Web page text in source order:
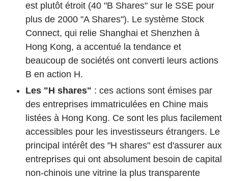
est plutôt étroit (40 "B Shares" sur le SSE pour
plus de 2000 "A Shares"). Le système Stock
Connect, qui relie Shanghai et Shenzhen à
Hong Kong, a accentué la tendance et
beaucoup de sociétés ont converti leurs actions
B en action H.
Les "H shares" : ces actions sont émises par
des entreprises immatriculées en Chine mais
listées à Hong Kong. Ce sont les plus facilement
accessibles pour les investisseurs étrangers. Le
principal intérêt des "H shares" est d'assurer aux
entreprises qui ont absolument besoin de capital
non-chinois une vitrine la plus transparente